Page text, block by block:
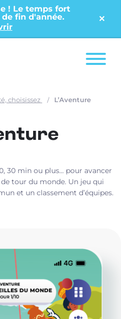
! Le temps fort
fin d'année.
✕︎
choisissez L’Aventure
30 min ou plus... pour avancer
tour du monde. Un jeu qui
et un classement d’équipes.